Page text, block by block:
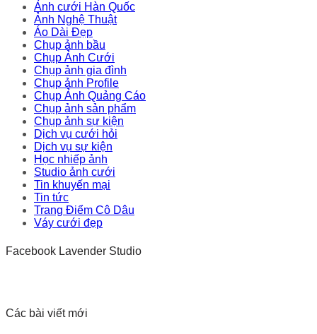
Ảnh cưới Hàn Quốc
Ảnh Nghệ Thuật
Áo Dài Đẹp
Chụp ảnh bầu
Chụp Ảnh Cưới
Chụp ảnh gia đình
Chụp ảnh Profile
Chụp Ảnh Quảng Cáo
Chụp ảnh sản phẩm
Chụp ảnh sự kiện
Dịch vụ cưới hỏi
Dịch vụ sự kiện
Học nhiếp ảnh
Studio ảnh cưới
Tin khuyến mại
Tin tức
Trang Điểm Cô Dâu
Váy cưới đẹp
Facebook Lavender Studio
Các bài viết mới